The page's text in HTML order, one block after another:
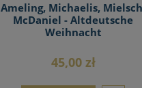
Ameling, Michaelis,
McDaniel - Altdeutsche
Weihnacht
45,00 zł